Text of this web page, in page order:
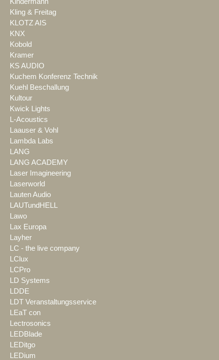
Kling & Freitag
KLOTZ AIS
KNX
Kobold
Kramer
KS AUDIO
Kuchem Konferenz Technik
Kuehl Beschallung
Kultour
Kwick Lights
L-Acoustics
Laauser & Vohl
Lambda Labs
LANG
LANG ACADEMY
Laser Imagineering
Laserworld
Lauten Audio
LAUTundHELL
Lawo
Lax Europa
Layher
LC - the live company
LClux
LCPro
LD Systems
LDDE
LDT Veranstaltungsservice
LEaT con
Lectrosonics
LEDBlade
LEDitgo
LEDium